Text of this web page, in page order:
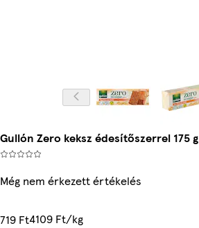
Gullón Zero keksz édesítőszerrel 175 g
Még nem érkezett értékelés
719 Ft4109 Ft/kg